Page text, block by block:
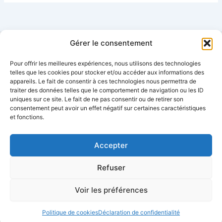
Gérer le consentement
Pour offrir les meilleures expériences, nous utilisons des technologies
telles que les cookies pour stocker et/ou accéder aux informations des
appareils. Le fait de consentir à ces technologies nous permettra de
traiter des données telles que le comportement de navigation ou les ID
uniques sur ce site. Le fait de ne pas consentir ou de retirer son
consentement peut avoir un effet négatif sur certaines caractéristiques
et fonctions.
Accepter
Refuser
Voir les préférences
Politique de cookiesDéclaration de confidentialité
Contact
Mentions légales
Plandesite
Conditions générales d’utilisation
Condition générales de vente